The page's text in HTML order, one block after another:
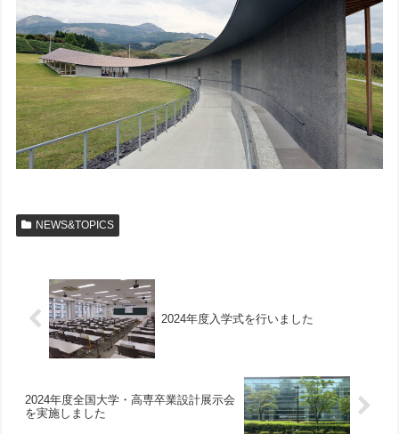
NEWS&TOPICS
2024年度入学式を行いました
2024年度全国大学・高専卒業設計展示会
を実施しました